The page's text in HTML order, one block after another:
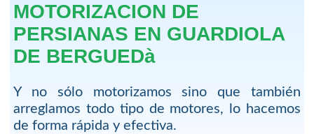
MOTORIZACION DE
PERSIANAS EN GUARDIOLA
DE BERGUEDà
Y no sólo motorizamos sino que también
arreglamos todo tipo de motores, lo hacemos
de forma rápida y efectiva.